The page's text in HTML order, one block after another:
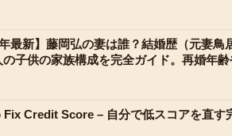
年最新】藤岡弘の妻は誰？結婚歴（元妻鳥
の子供の家族構成を完全ガイド。再婚年
Fix Credit Score – 自分で低スコアを直す